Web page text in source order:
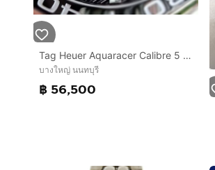
Tag Heuer Aquaracer Calibre 5 Black Ceramic WAY201A🇨🇭🇨🇭
บางใหญ่ นนทบุรี
฿ 56,500